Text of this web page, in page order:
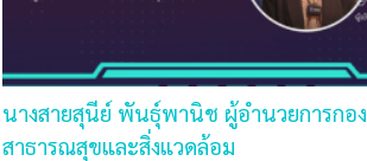
นางสายสุนีย์ พันธุ์พานิช ผู้อำนวยการกอง
สาธารณสุขและสิ่งแวดล้อม